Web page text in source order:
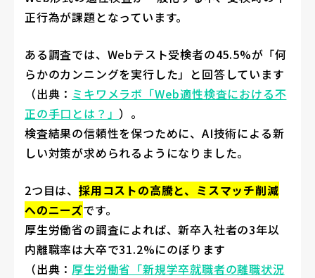
正行為が課題となっています。
ある調査では、Webテスト受検者の45.5%が「何
らかのカンニングを実行した」と回答しています
（出典： ミキワメラボ「Web適性検査における不
正の手口とは？」 ）。
検査結果の信頼性を保つために、AI技術による新
しい対策が求められるようになりました。
2つ目は、 採用コストの高騰と、ミスマッチ削減
へのニーズです。
厚生労働省の調査によれば、新卒入社者の3年以
内離職率は大卒で31.2%にのぼります
（出典：厚生労働省「新規学卒就職者の離職状況